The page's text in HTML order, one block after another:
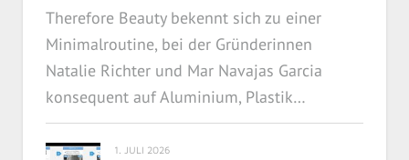
Therefore Beauty bekennt sich zu einer
Minimalroutine, bei der Gründerinnen
Natalie Richter und Mar Navajas Garcia
konsequent auf Aluminium, Plastik…
1. JULI 2026